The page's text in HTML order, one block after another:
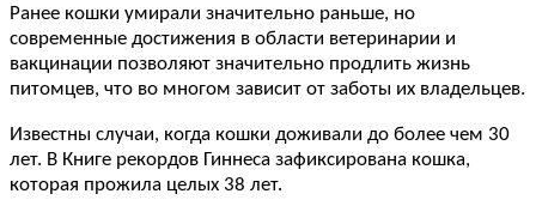
Ранее кошки умирали значительно раньше, но
современные достижения в области ветеринарии и
вакцинации позволяют значительно продлить жизнь
питомцев, что во многом зависит от заботы их владельцев.
Известны случаи, когда кошки доживали до более чем 30
лет. В Книге рекордов Гиннеса зафиксирована кошка,
которая прожила целых 38 лет.